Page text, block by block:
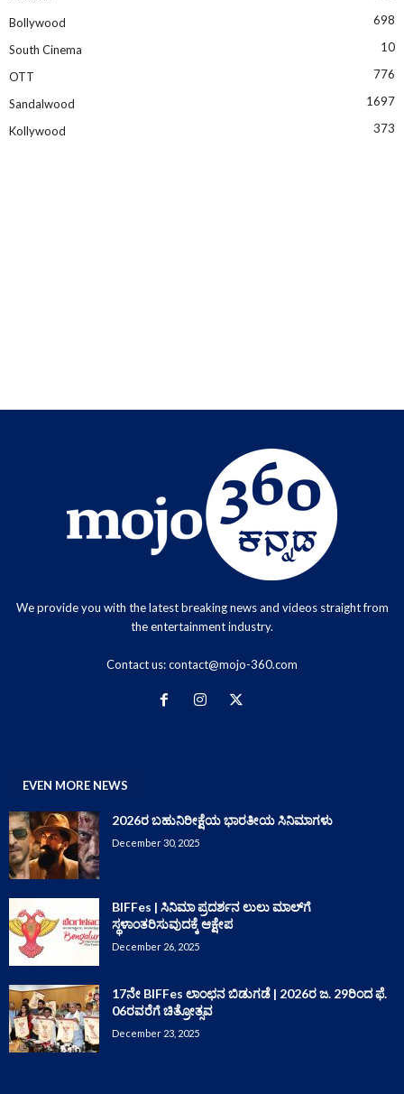
Bollywood 698
South Cinema 10
OTT 776
Sandalwood 1697
Kollywood 373
We provide you with the latest breaking news and videos straight from
the entertainment industry.
Contact us:contact@mojo-360.com
EVEN MORE NEWS
2026ರ ಬಹುನಿರೀಕ್ಷೆಯ ಭಾರತೀಯ ಸಿನಿಮಾಗಳು
December 30, 2025
BIFFes | ಸಿನಿಮಾ ಪ್ರದರ್ಶನ ಲುಲು ಮಾಲ್‌ಗೆ
ಸ್ಥಳಾಂತರಿಸುವುದಕ್ಕೆ ಆಕ್ಷೇಪ
December 26, 2025
17ನೇ BIFFes ಲಾಂಛನ ಬಿಡುಗಡೆ | 2026ರ ಜ. 29ರಿಂದ ಫೆ.
06ರವರೆಗೆ ಚಿತ್ರೋತ್ಸವ
December 23, 2025